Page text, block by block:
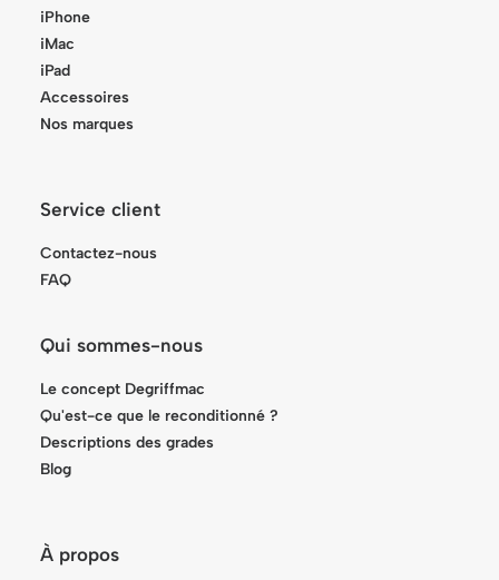
iPhone
iMac
iPad
Accessoires
Nos marques
Service client
Contactez-nous
FAQ
Qui sommes-nous
Le concept Degriffmac
Qu'est-ce que le reconditionné ?
Descriptions des grades
Blog
À propos